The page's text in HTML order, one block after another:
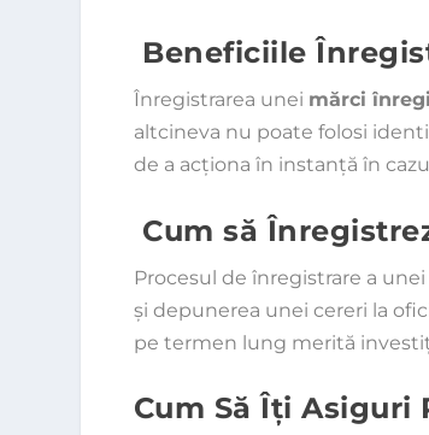
Beneficiile
Înregistrarea unei mărci
altcineva nu poate folosi
de a acționa în instanță în
Cum să
Procesul de înregistrare a
și depunerea unei cereri la
pe termen lung merită
Cum Să Îți Asiguri